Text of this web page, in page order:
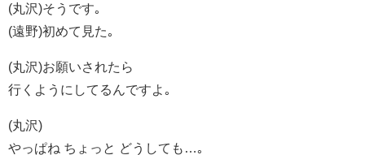
(丸沢)そうです｡
(遠野)初めて見た｡
(丸沢)お願いされたら
行くようにしてるんですよ｡
(丸沢)
やっぱね ちょっと どうしても…｡